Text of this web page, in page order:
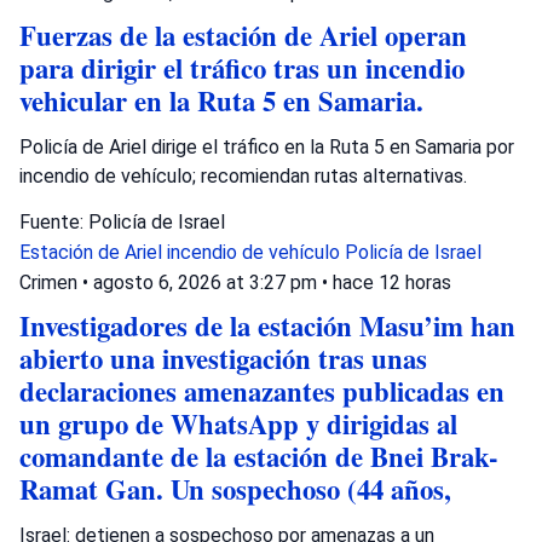
Fuerzas de la estación de Ariel operan
para dirigir el tráfico tras un incendio
vehicular en la Ruta 5 en Samaria.
Policía de Ariel dirige el tráfico en la Ruta 5 en Samaria por
incendio de vehículo; recomiendan rutas alternativas.
Fuente: Policía de Israel
Estación de Ariel incendio de vehículo Policía de Israel
Crimen • agosto 6, 2026 at 3:27 pm • hace 12 horas
Investigadores de la estación Masu’im han
abierto una investigación tras unas
declaraciones amenazantes publicadas en
un grupo de WhatsApp y dirigidas al
comandante de la estación de Bnei Brak-
Ramat Gan. Un sospechoso (44 años,
Israel: detienen a sospechoso por amenazas a un